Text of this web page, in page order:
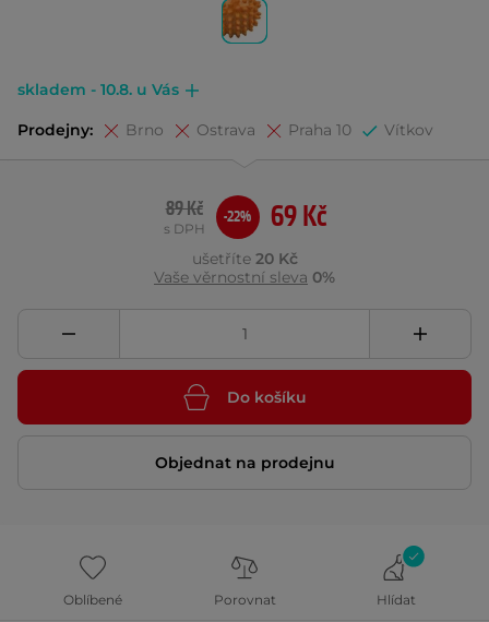
skladem - 10.8. u Vás
Prodejny: Brno Ostrava Praha 10 Vítkov
69 Kč
89 Kč
s DPH
-22%
ušetříte 20 Kč
Vaše věrnostní sleva 0%
Do košíku
Objednat na prodejnu
Oblíbené Porovnat Hlídat